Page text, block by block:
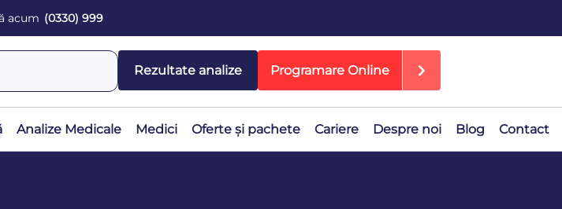
acum (0330) 999
Rezultate analize Programare Online
Analize Medicale Medici Oferte și pachete Cariere Despre noi Blog Contact